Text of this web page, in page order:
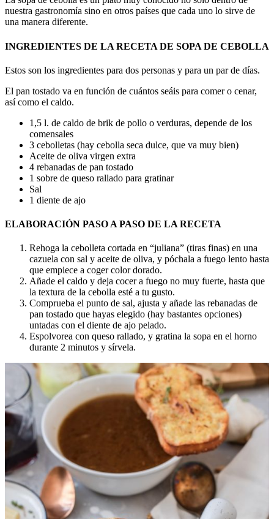
nuestra gastronomía sino en otros países que cada uno lo sirve de
una manera diferente.
INGREDIENTES DE LA RECETA DE SOPA DE CEBOLLA
Estos son los ingredientes para dos personas y para un par de días.
El pan tostado va en función de cuántos seáis para comer o cenar,
así como el caldo.
1,5 l. de caldo de brik de pollo o verduras, depende de los
comensales
3 cebolletas (hay cebolla seca dulce, que va muy bien)
Aceite de oliva virgen extra
4 rebanadas de pan tostado
1 sobre de queso rallado para gratinar
Sal
1 diente de ajo
ELABORACIÓN PASO A PASO DE LA RECETA
Rehoga la cebolleta cortada en “juliana” (tiras finas) en una
cazuela con sal y aceite de oliva, y póchala a fuego lento hasta
que empiece a coger color dorado.
Añade el caldo y deja cocer a fuego no muy fuerte, hasta que
la textura de la cebolla esté a tu gusto.
Comprueba el punto de sal, ajusta y añade las rebanadas de
pan tostado que hayas elegido (hay bastantes opciones)
untadas con el diente de ajo pelado.
Espolvorea con queso rallado, y gratina la sopa en el horno
durante 2 minutos y sírvela.